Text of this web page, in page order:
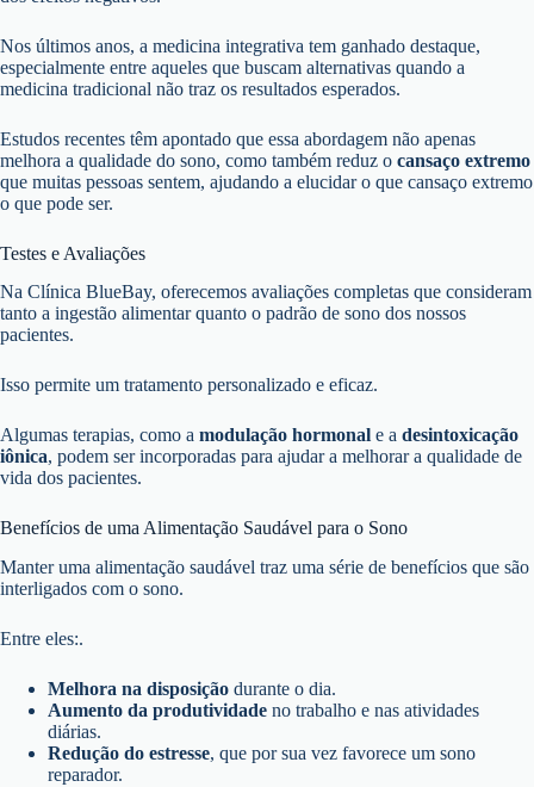
Nos últimos anos, a medicina integrativa tem ganhado destaque,
especialmente entre aqueles que buscam alternativas quando a
medicina tradicional não traz os resultados esperados.
Estudos recentes têm apontado que essa abordagem não apenas
melhora a qualidade do sono, como também reduz o cansaço extremo
que muitas pessoas sentem, ajudando a elucidar o que cansaço extremo
o que pode ser.
Testes e Avaliações
Na Clínica BlueBay, oferecemos avaliações completas que consideram
tanto a ingestão alimentar quanto o padrão de sono dos nossos
pacientes.
Isso permite um tratamento personalizado e eficaz.
Algumas terapias, como a modulação hormonal e a desintoxicação
iônica, podem ser incorporadas para ajudar a melhorar a qualidade de
vida dos pacientes.
Benefícios de uma Alimentação Saudável para o Sono
Manter uma alimentação saudável traz uma série de benefícios que são
interligados com o sono.
Entre eles:.
Melhora na disposição durante o dia.
Aumento da produtividade no trabalho e nas atividades
diárias.
Redução do estresse, que por sua vez favorece um sono
reparador.